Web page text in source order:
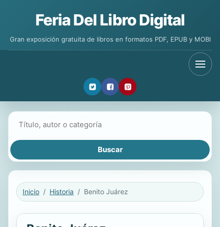
Feria Del Libro Digital
Gran exposición gratuita de libros en formatos PDF, EPUB y MOBI
Inicio Historia Benito Juárez